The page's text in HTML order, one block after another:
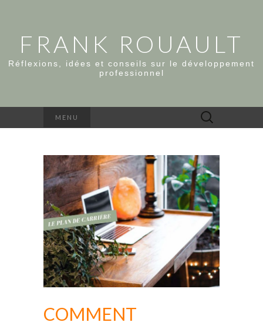
FRANK ROUAULT
Réflexions, idées et conseils sur le développement
professionnel
MENU Rechercher :
COMMENT